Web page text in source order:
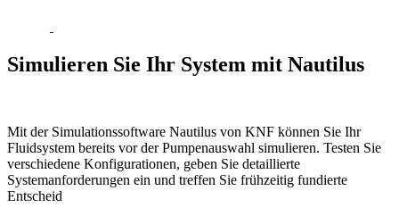
Simulieren Sie Ihr System mit Nautilus
Mit der Simulationssoftware Nautilus von KNF können Sie Ihr
Fluidsystem bereits vor der Pumpenauswahl simulieren. Testen Sie
verschiedene Konfigurationen, geben Sie detaillierte
Systemanforderungen ein und treffen Sie frühzeitig fundierte
Entscheid